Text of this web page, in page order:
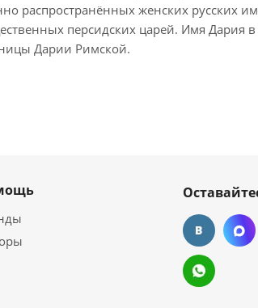
распространённых женских
персидских царей. Имя Дария
Дарии Римской.